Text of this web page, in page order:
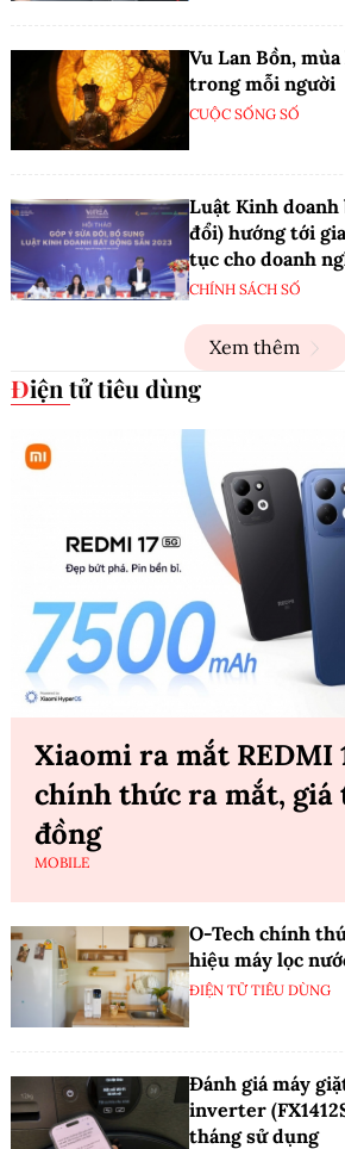
Vu Lan Bồn,
trong mỗi người
CUỘC SỐNG SỐ
Luật Kinh doanh
đổi) hướng tới
tục cho doanh
CHÍNH SÁCH SỐ
Xem thêm
Điện tử tiêu dùng
Xiaomi ra mắt REDMI
chính thức ra mắt, giá
đồng
MOBILE
O-Tech chính
hiệu máy lọc
ĐIỆN TỬ TIÊU DÙNG
Đánh giá máy
inverter
tháng sử dụng